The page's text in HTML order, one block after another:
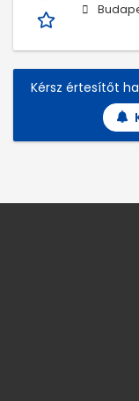
Kérsz értesítőt